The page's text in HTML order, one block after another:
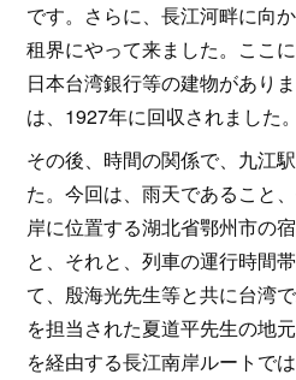
です。さらに、長江河畔に向
租界にやって来ました。ここ
日本台湾銀行等の建物があり
は、1927年に回収されました。
その後、時間の関係で、九江
た。今回は、雨天であること
岸に位置する湖北省鄂州市の
と、それと、列車の運行時間
て、殷海光先生等と共に台湾
を担当された夏道平先生の地
を経由する長江南岸ルートで